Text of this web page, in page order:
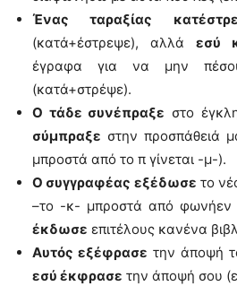
Ένας ταραξίας
(κατά+έστρεψε), αλλά εσύ
έγραφα για να μην
(κατά+στρέψε).
Ο τάδε συνέπραξε στο
σύμπραξε στην προσπάθειά
μπροστά από το π γίνεται -μ-).
Ο συγγραφέας εξέδωσε το
–το -κ- μπροστά από φωνήεν
έκδωσε επιτέλους κανένα
Αυτός εξέφρασε την άποψή
εσύ έκφρασε την άποψή σου